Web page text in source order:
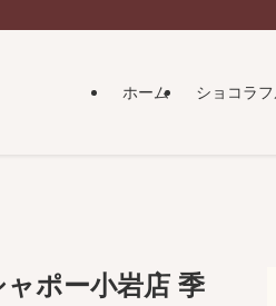
ホーム ショコラ
ポー小岩店 季